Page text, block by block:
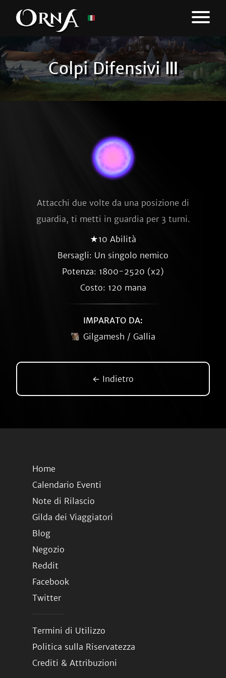
Colpi Difensivi Ⅲ
Attacchi due volte da una posizione di
guardia, ti metti in guardia per 3 turni.
★10 Abilità
Bersagli: Un singolo nemico
Potenza: 1800-2520 (x2)
Costo: 120 mana
IMPARATO DA:
Gilgamesh / Gallia
← Indietro
Home
Calendario Eventi
Note di Rilascio
Gilda dei Viaggiatori
Blog
Negozio
Reddit
Facebook
Twitter
Termini di Utilizzo
Politica sulla Riservatezza
Crediti & Attribuzioni